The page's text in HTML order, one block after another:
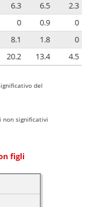
6.3 6.5
2.3
0 0.9
0
8.1 1.8
0
20.2 13.4 4.5
del
non significativi
figli